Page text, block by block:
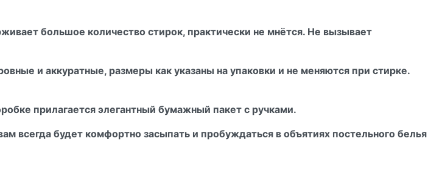
большое количество стирок, практически не мнётся. Не вызывает
и аккуратные, размеры как указаны на упаковки и не меняются при стирке.
прилагается элегантный бумажный пакет с ручками.
всегда будет комфортно засыпать и пробуждаться в объятиях постельного белья